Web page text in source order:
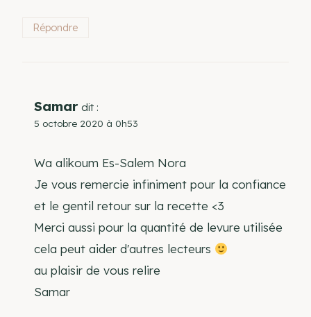
Répondre
Samar dit :
5 octobre 2020 à 0h53
Wa alikoum Es-Salem Nora
Je vous remercie infiniment pour la confiance
et le gentil retour sur la recette <3
Merci aussi pour la quantité de levure utilisée
cela peut aider d'autres lecteurs
au plaisir de vous relire
Samar